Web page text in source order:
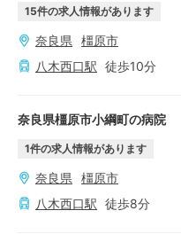
15件の求人情報があります
奈良県
橿原市
八木西口駅 徒歩10分
奈良県橿原市小綱町の病院
1件の求人情報があります
奈良県
橿原市
八木西口駅 徒歩8分